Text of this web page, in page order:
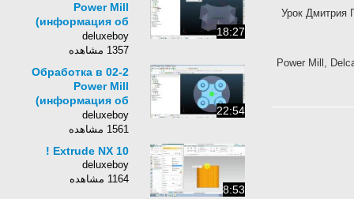
Урок
Power Mill,
18:27
Power Mill
(информация об
уроке в описании
под видео)
deluxeboy
1357 مشاهده
22:54
02-2 Обработка в
Power Mill
(информация об
уроке в описании
под видео)
deluxeboy
1561 مشاهده
8:53
Extrude NX 10 !
deluxeboy
1164 مشاهده